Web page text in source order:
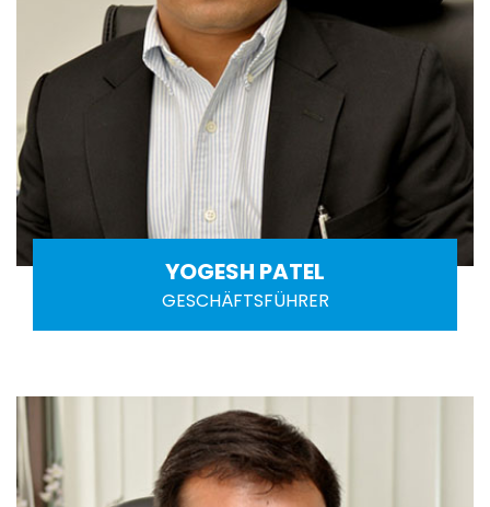
YOGESH PATEL
GESCHÄFTSFÜHRER